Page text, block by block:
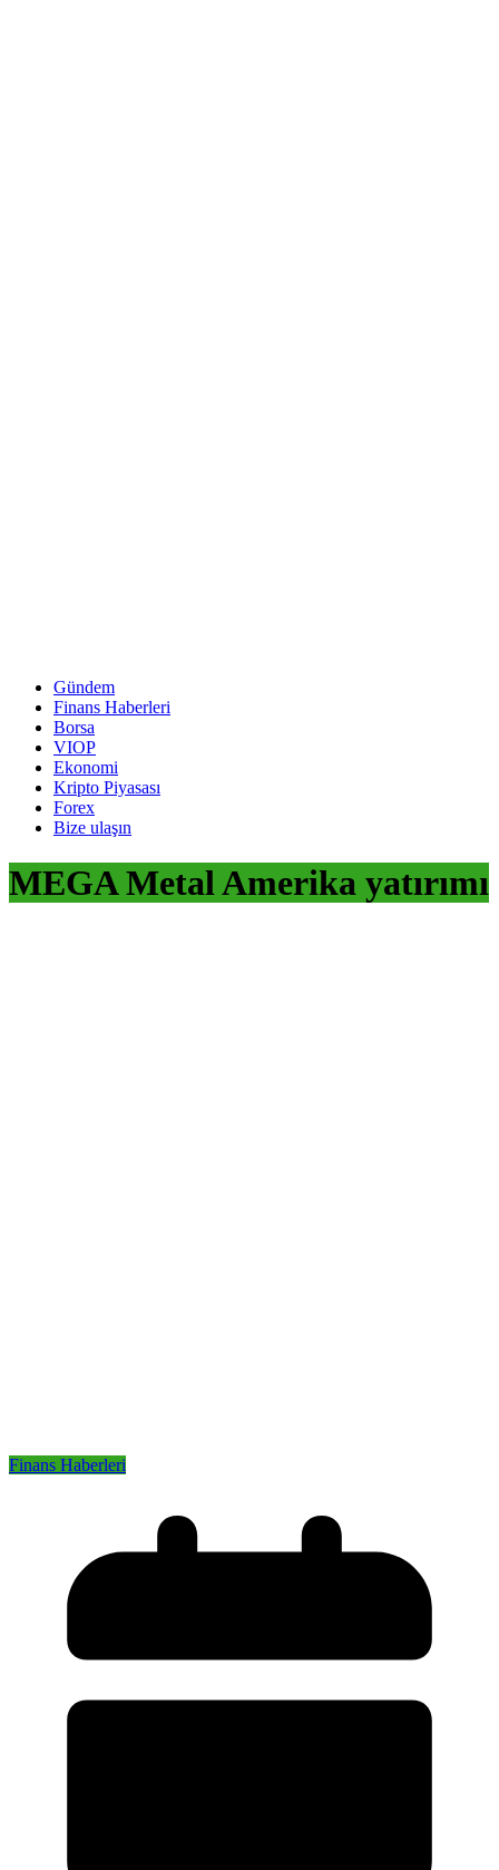
Gündem
Finans Haberleri
Borsa
VIOP
Ekonomi
Kripto Piyasası
Forex
Bize ulaşın
MEGA Metal Amerika yatırımı
Finans Haberleri